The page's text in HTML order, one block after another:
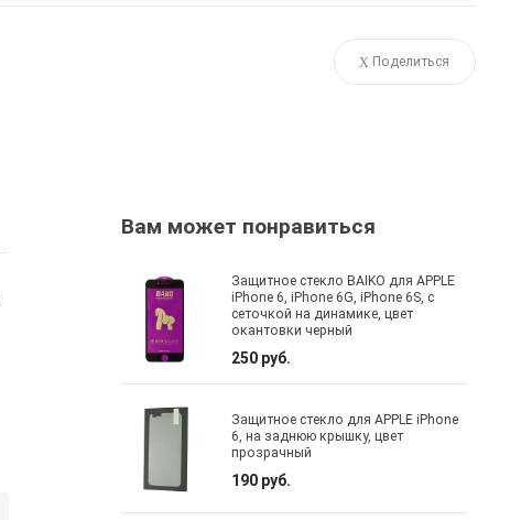
Поделиться
Вам может понравиться
Защитное стекло BAIKO для APPLE
iPhone 6, iPhone 6G, iPhone 6S, с
сеточкой на динамике, цвет
окантовки черный
250 руб.
Защитное стекло для APPLE iPhone
6, на заднюю крышку, цвет
прозрачный
190 руб.